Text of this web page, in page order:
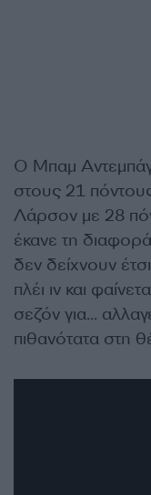
Ο Μπαμ
στους 21
Λάρσον με 28
έκανε τη διαφορά
δεν δείχνουν
πλέι ιν και
σεζόν για…
πιθανότατα στη